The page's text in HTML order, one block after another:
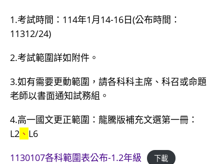
1.考試時間：114年1月14-16日(公布時間：
11312/24)
2.考試範圍詳如附件。
3.如有需要更動範圍，請各科科主席、科召或命題
老師以書面通知試務組。
4.高一國文更正範圍：龍騰版補充文選第一冊：
L2 、 L6
1130107各科範圍表公布-1.2年級
下載